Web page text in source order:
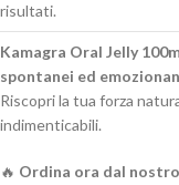
risultati.
Kamagra Oral Jelly
spontanei ed
Riscopri la tua forza
indimenticabili.
🔥 Ordina ora dal